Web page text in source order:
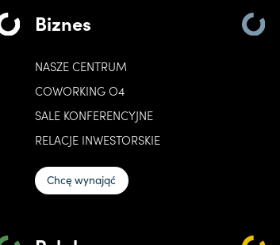
Biznes
NASZE CENTRUM
COWORKING O4
SALE KONFERENCYJNE
RELACJE INWESTORSKIE
Chcę wynająć